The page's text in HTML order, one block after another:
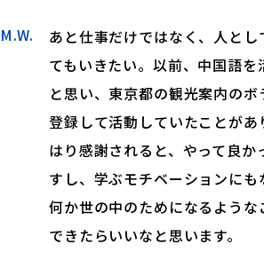
M.W.
あと仕事だけではなく、人とし
てもいきたい。以前、中国語を
と思い、東京都の観光案内のボ
登録して活動していたことがあ
はり感謝されると、やって良か
すし、学ぶモチベーションにも
何か世の中のためになるような
できたらいいなと思います。